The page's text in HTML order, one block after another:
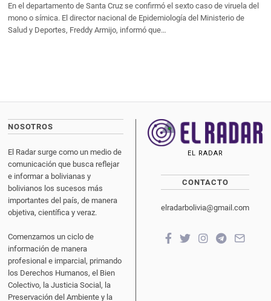
En el departamento de Santa Cruz se confirmó el sexto caso de viruela del
mono o símica. El director nacional de Epidemiología del Ministerio de
Salud y Deportes, Freddy Armijo, informó que…
NOSOTROS
El Radar surge como un medio de
comunicación que busca reflejar
e informar a bolivianas y
bolivianos los sucesos más
importantes del país, de manera
objetiva, científica y veraz.
Comenzamos un ciclo de
información de manera
profesional e imparcial, primando
los Derechos Humanos, el Bien
Colectivo, la Justicia Social, la
Preservación del Ambiente y la
EL RADAR
CONTACTO
elradarbolivia@gmail.com